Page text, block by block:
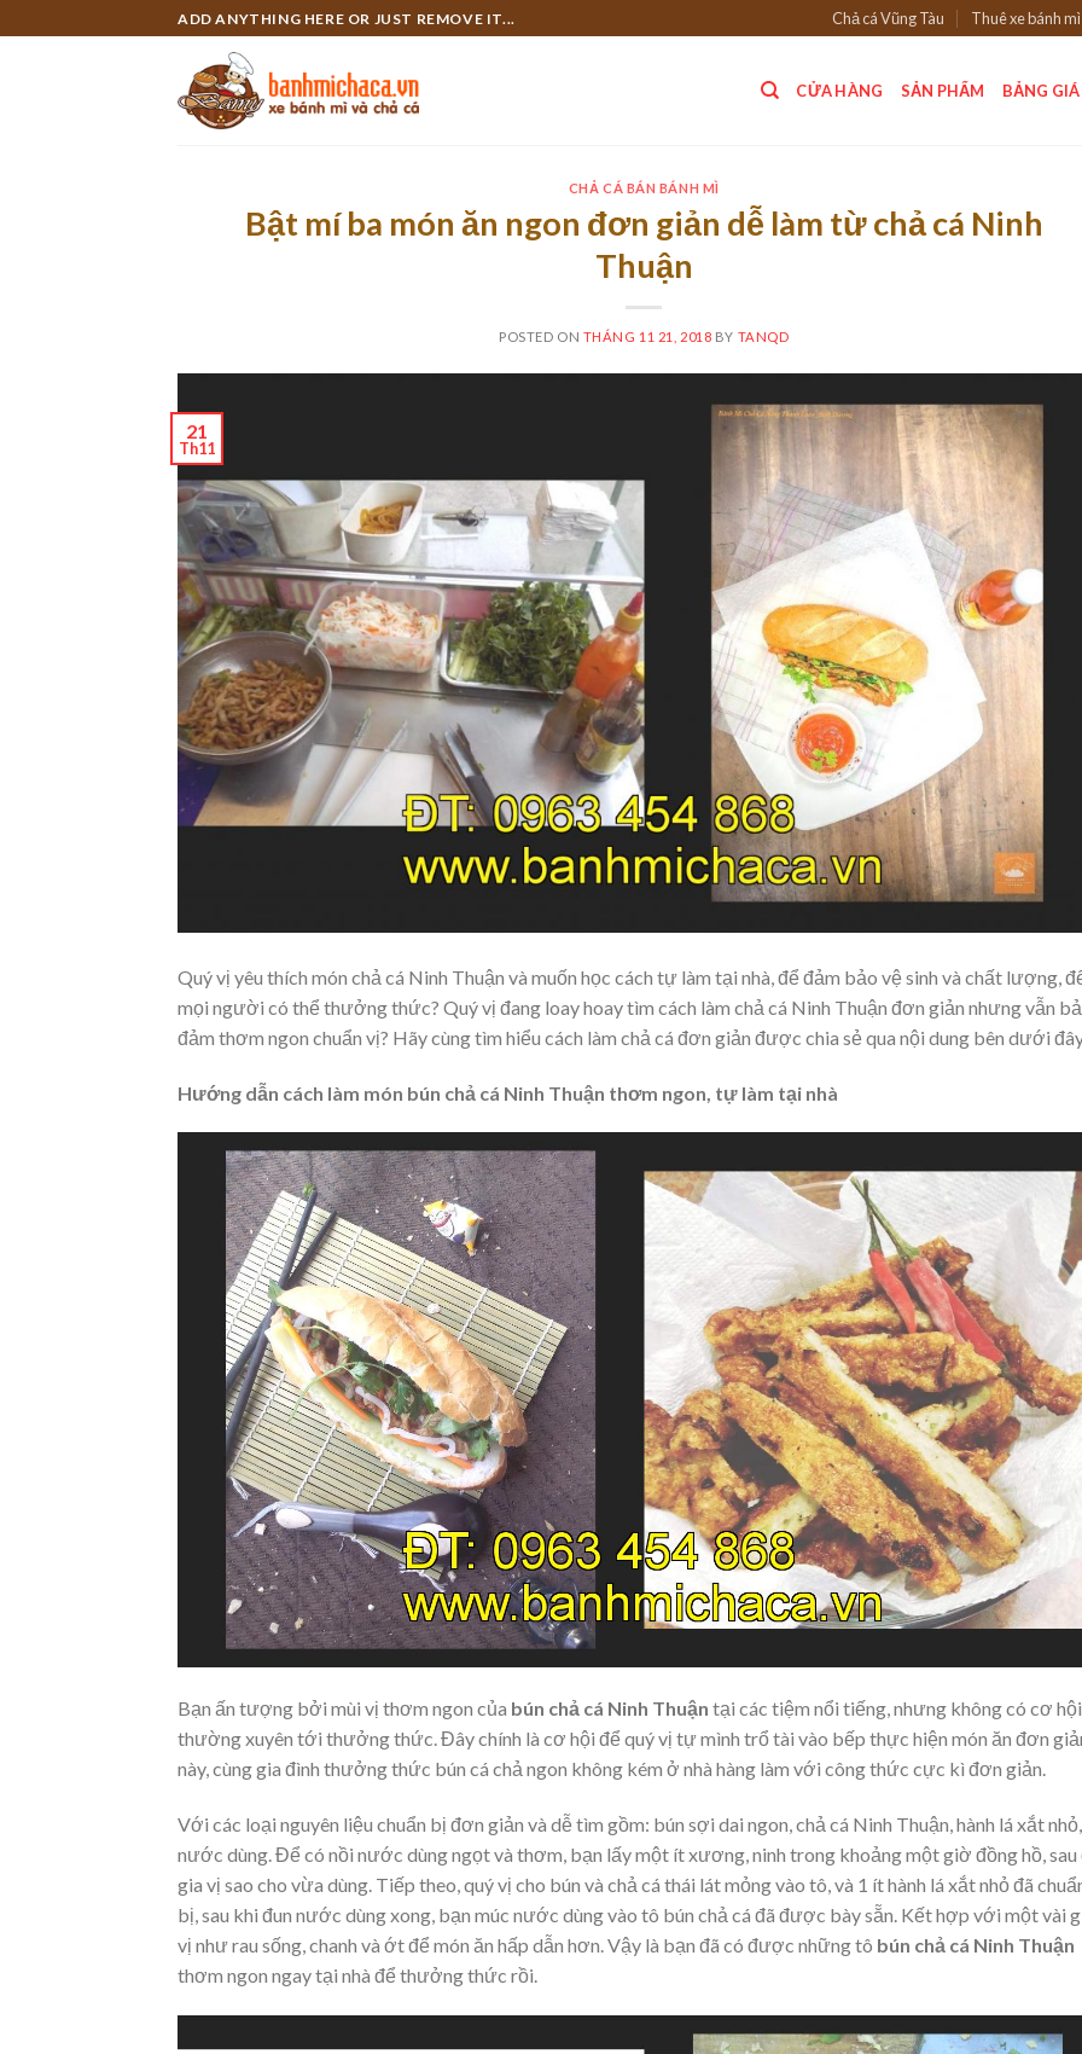
to
ADD ANYTHING HERE OR JUST REMOVE IT... Chả cá Vũng Tàu Thuê xe bánh mì
CỬA HÀNG SẢN PHẨM BẢNG
CHẢ CÁ BÁN BÁNH MÌ
Bật mí ba món ăn ngon đơn giản dễ làm từ chả cá Ninh
Thuận
POSTED ON THÁNG 11 21, 2018 BY TANQD
21
Th11
Quý vị yêu thích món chả cá Ninh Thuận và muốn học cách tự làm tại nhà, để đảm bảo vệ sinh và chất lượng,
mọi người có thể thưởng thức? Quý vị đang loay hoay tìm cách làm chả cá Ninh Thuận đơn giản nhưng vẫn
đảm thơm ngon chuẩn vị? Hãy cùng tìm hiểu cách làm chả cá đơn giản được chia sẻ qua nội dung bên dưới
Hướng dẫn cách làm món bún chả cá Ninh Thuận thơm ngon, tự làm tại nhà
Bạn ấn tượng bởi mùi vị thơm ngon của bún chả cá Ninh Thuận tại các tiệm nổi tiếng, nhưng không có cơ
thường xuyên tới thưởng thức. Đây chính là cơ hội để quý vị tự mình trổ tài vào bếp thực hiện món ăn đơn
này, cùng gia đình thưởng thức bún cá chả ngon không kém ở nhà hàng làm với công thức cực kì đơn giản.
Với các loại nguyên liệu chuẩn bị đơn giản và dễ tìm gồm: bún sợi dai ngon, chả cá Ninh Thuận, hành lá xắt nhỏ,
nước dùng. Để có nồi nước dùng ngọt và thơm, bạn lấy một ít xương, ninh trong khoảng một giờ đồng hồ, sau
gia vị sao cho vừa dùng. Tiếp theo, quý vị cho bún và chả cá thái lát mỏng vào tô, và 1 ít hành lá xắt nhỏ đã
bị, sau khi đun nước dùng xong, bạn múc nước dùng vào tô bún chả cá đã được bày sẵn. Kết hợp với một vài
vị như rau sống, chanh và ớt để món ăn hấp dẫn hơn. Vậy là bạn đã có được những tô bún chả cá Ninh Thuận
thơm ngon ngay tại nhà để thưởng thức rồi.